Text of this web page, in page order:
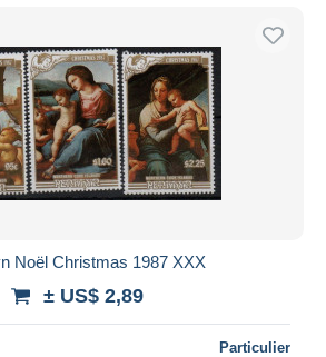
Noël Christmas 1987 XXX
± US$ 2,89
Particulier